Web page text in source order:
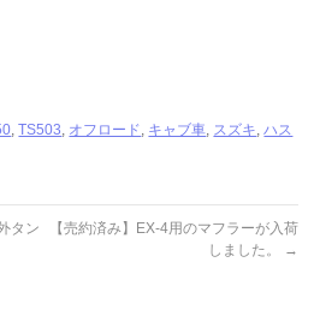
,TS503 オフロード キャブ車 スズキ ,ハス
タン
【売約済み】EX-4用のマフラーが入荷
しました。
→